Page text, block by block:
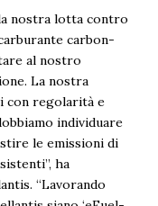
nostra lotta contro
carbon-
al nostro
La nostra
con regolarità e
individuare
le emissioni di
ha
“Lavorando